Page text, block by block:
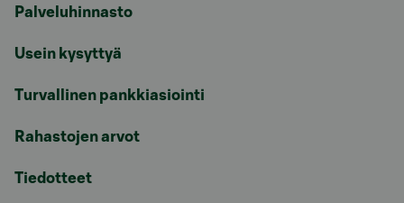
Palveluhinnasto
Usein kysyttyä
Turvallinen pankkiasiointi
Rahastojen arvot
Tiedotteet